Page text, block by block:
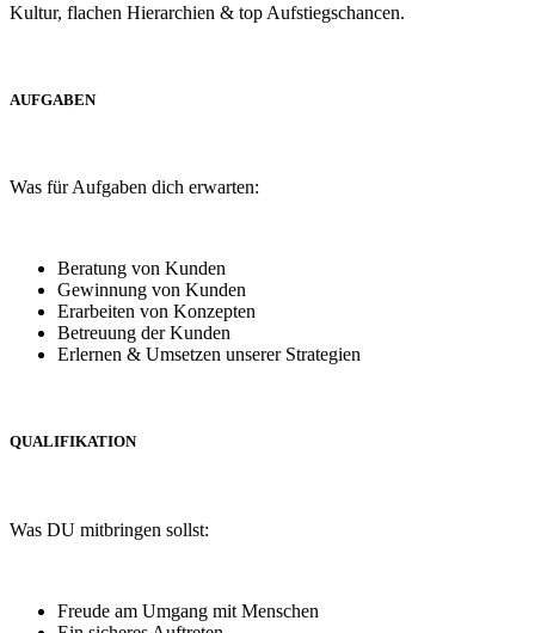
Kultur, flachen Hierarchien & top Aufstiegschancen.
AUFGABEN
Was für Aufgaben dich erwarten:
Beratung von Kunden
Gewinnung von Kunden
Erarbeiten von Konzepten
Betreuung der Kunden
Erlernen & Umsetzen unserer Strategien
QUALIFIKATION
Was DU mitbringen sollst:
Freude am Umgang mit Menschen